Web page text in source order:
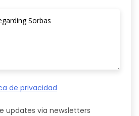
de privacidad
updates via newsletters